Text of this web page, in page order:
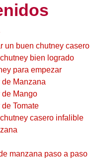
un buen chutney casero
bien logrado
para empezar
de Manzana
de Mango
Tomate
casero infalible
manzana paso a paso